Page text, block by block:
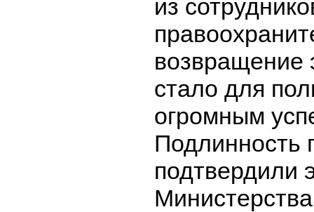
из
возвращение
стало для
огромным
Подлинность
подтвердили